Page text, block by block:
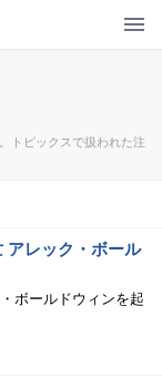
トピックスで扱われた注
レック・ボール
ボールドウィンを起